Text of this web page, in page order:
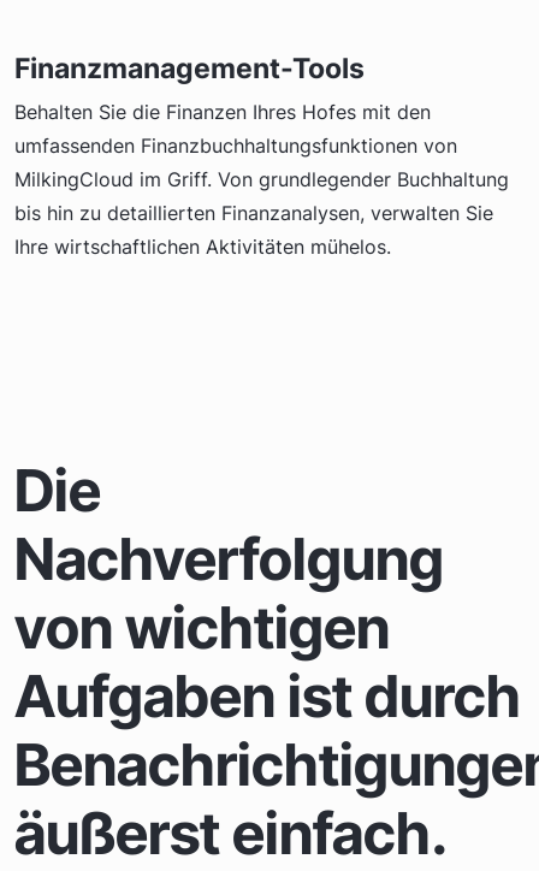
Finanzmanagement-Tools
Behalten Sie die Finanzen Ihres Hofes mit den
umfassenden Finanzbuchhaltungsfunktionen von
MilkingCloud im Griff. Von grundlegender Buchhaltung
bis hin zu detaillierten Finanzanalysen, verwalten Sie
Ihre wirtschaftlichen Aktivitäten mühelos.
Die
Nachverfolgung
von wichtigen
Aufgaben ist durch
äußerst einfach.